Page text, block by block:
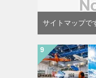
サイトマップで